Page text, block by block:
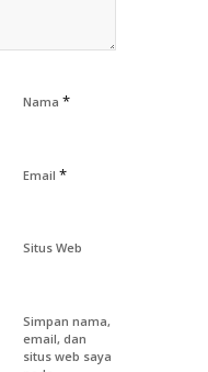
Nama *
Email *
Situs Web
Simpan nama,
email, dan
situs web saya